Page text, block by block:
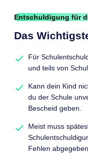
Entschuldigung für
Das
Für
und teils von
Kann dein Kind
du der Schule
Bescheid geben.
Meist muss
Fehlen